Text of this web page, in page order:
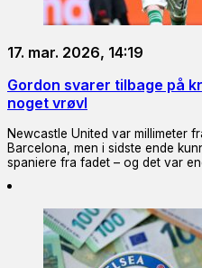
17. mar. 2026, 14:19
Gordon svarer tilbage på
noget vrøvl
Newcastle United var millimeter
Barcelona, men i sidste ende
spaniere fra fadet – og det var